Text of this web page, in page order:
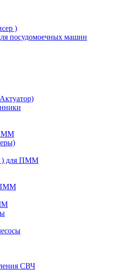
)
посудомоечных машин
) для ПММ
ПММ
СВЧ